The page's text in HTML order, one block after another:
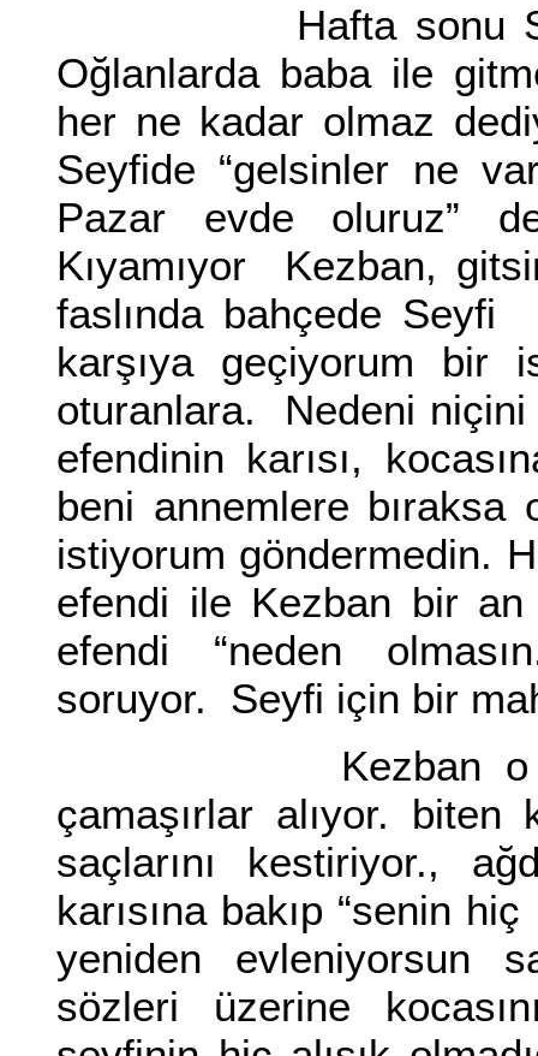
Hafta sonu
Oğlanlarda baba ile
her ne kadar olmaz
Seyfide “gelsinler ne
Pazar evde oluruz”
Kıyamıyor Kezban,
faslında bahçede Seyfi
karşıya geçiyorum bir
oturanlara. Nedeni
efendinin karısı,
beni annemlere bıraksa
istiyorum göndermedin.
efendi ile Kezban bir
efendi “neden
soruyor. Seyfi için bir
Kezban o hafta
çamaşırlar alıyor. biten
saçlarını kestiriyor.,
karısına bakıp “senin
yeniden evleniyorsun
sözleri üzerine